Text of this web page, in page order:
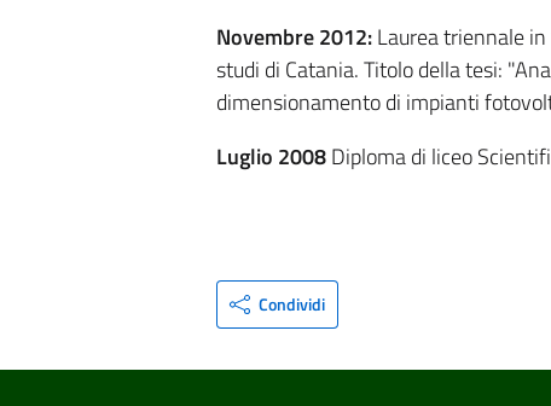
Novembre 2012:Laurea triennale in
studi di Catania. Titolo della tesi:
dimensionamento di impianti
Luglio 2008Diploma di liceo
Condividi